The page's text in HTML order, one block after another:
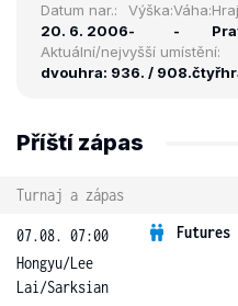
Datum nar.:
20. 6. 2006
Výška:
-
Váha:
-
Aktuální/nejvyšší umístění:
dvouhra: 936. / 908.
Příští zápas
Turnaj a zápas
07.08. 07:00 Futures
Hongyu/Lee
Lai/Sarksian